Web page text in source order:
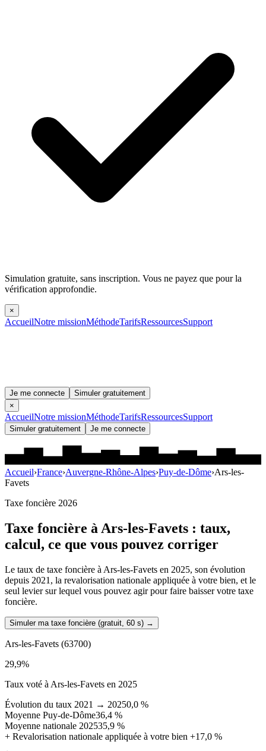
Simulation gratuite, sans inscription. Vous ne payez que pour la
vérification approfondie.
×
AccueilNotre missionMéthodeTarifsRessourcesSupport
Je me connecte
Simuler gratuitement
×
AccueilNotre missionMéthodeTarifsRessourcesSupport
Simuler gratuitement Je me connecte
Accueil›France›Auvergne-Rhône-Alpes›Puy-de-Dôme›Ars-les-
Favets
Taxe foncière 2026
Taxe foncière àArs-les-Favets : taux,
calcul, ce que vous pouvez corriger
Le taux de taxe foncière à Ars-les-Favets en 2025, son évolution
depuis 2021, la revalorisation nationale appliquée à votre bien, et le
seul levier sur lequel vous pouvez agir pour faire baisser votre taxe
foncière.
Simuler ma taxe foncière (gratuit, 60 s) →
Ars-les-Favets (63700)
29,9%
Taux voté à Ars-les-Favets en 2025
Évolution du taux 2021 → 20250,0 %
Moyenne Puy-de-Dôme36,4 %
Moyenne nationale 202535,9 %
+ Revalorisation nationale appliquée à votre bien +17,0 %